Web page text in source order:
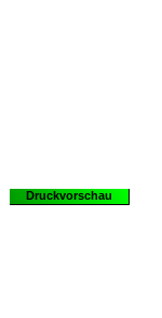
Druckvorschau